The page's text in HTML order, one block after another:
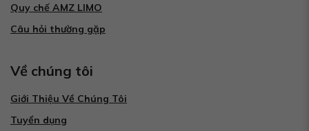
Quy chế AMZ LIMO
Câu hỏi thường gặp
Về chúng tôi
Giới Thiệu Về Chúng Tôi
Tuyển dụng